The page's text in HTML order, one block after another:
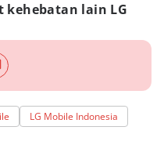
lain LG
LG Mobile Indonesia